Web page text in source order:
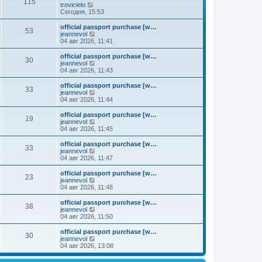
у
с
о
б
щ
е
н
и
н
е
с
о
щ
е
о
с
л
д
н
е
у
с
о
б
щ
е
н
и
115
trovicielo
е
р
е
й
т
и
п
о
с
е
д
н
е
м
у
с
о
о
б
щ
е
н
и
ю
Сегодня, 15:53
53
official passport purchase [w…
jeannevol
е
р
е
й
т
п
о
с
е
н
е
м
с
о
о
щ
е
н
ю
04 авг 2026, 11:41
30
official passport purchase [w…
jeannevol
е
р
е
й
т
п
о
с
е
н
е
м
с
о
о
щ
е
н
ю
04 авг 2026, 11:43
33
official passport purchase [w…
jeannevol
е
р
е
й
т
п
о
с
е
н
е
м
с
о
о
щ
е
н
04 авг 2026, 11:44
19
official passport purchase [w…
jeannevol
е
р
е
й
т
п
о
с
е
н
е
м
с
о
04 авг 2026, 11:45
33
official passport purchase [w…
jeannevol
е
р
е
й
т
п
о
с
е
н
е
04 авг 2026, 11:47
23
official passport purchase [w…
jeannevol
е
р
е
й
т
п
о
с
л
04 авг 2026, 11:48
38
official passport purchase [w…
jeannevol
е
р
е
й
т
к
04 авг 2026, 11:50
30
official passport purchase [w…
jeannevol
е
р
е
04 авг 2026, 13:08